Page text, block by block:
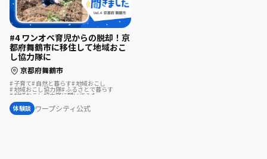
#4 ワンオペ育児からの脱却！京
都府舞鶴市に移住して地域おこ
し協力隊に
京都府舞鶴市
子育て 自然と暮らす 地域おこし
地域おこし協力隊 ふるさとで暮らす
地域おこし協力隊に聞いてみた
体験談 ワープシティ公式